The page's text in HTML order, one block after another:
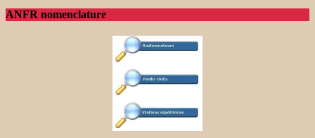
ANFR nomenclature